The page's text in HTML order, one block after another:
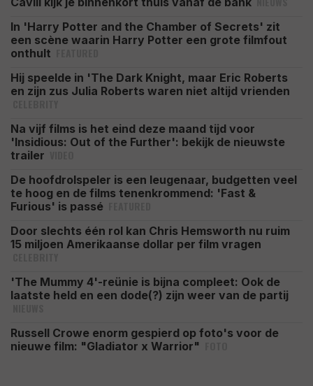
In 'Harry Potter and the Chamber of Secrets' zit
een scène waarin Harry Potter een grote filmfout
onthult
Hij speelde in 'The Dark Knight, maar Eric Roberts
en zijn zus Julia Roberts waren niet altijd vrienden
Na vijf films is het eind deze maand tijd voor
'Insidious: Out of the Further': bekijk de nieuwste
trailer
De hoofdrolspeler is een leugenaar, budgetten veel
te hoog en de films tenenkrommend: 'Fast &
Furious' is passé
Door slechts één rol kan Chris Hemsworth nu ruim
15 miljoen Amerikaanse dollar per film vragen
'The Mummy 4'-reünie is bijna compleet: Ook de
laatste held en een dode(?) zijn weer van de partij
Russell Crowe enorm gespierd op foto's voor de
nieuwe film: "Gladiator x Warrior"